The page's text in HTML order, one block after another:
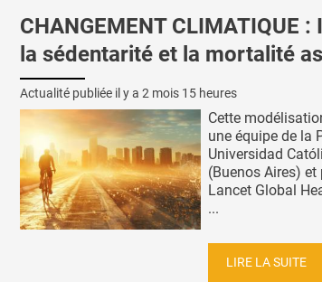
CHANGEMENT CLIMATIQUE
la sédentarité et la mortalité
Actualité publiée il y a 2 mois 15 heures
Cette
une équipe de la
Universidad
(Buenos Aires)
Lancet Global
...
LIRE LA SUITE